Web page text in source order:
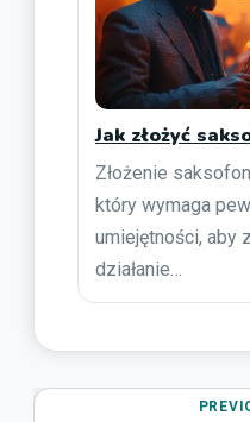
Jak złożyć
Złożenie
który wymaga
umiejętności, aby
działanie…